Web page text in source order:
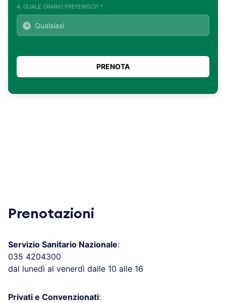
4. QUALE ORARIO PREFERISCI? *
Prenotazioni
Servizio Sanitario Nazionale:
035 4204300
dal lunedì al venerdì dalle 10 alle 16
Privati e Convenzionati: